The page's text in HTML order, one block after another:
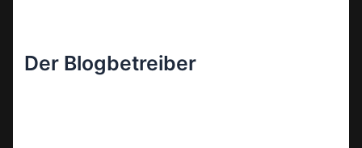
Der Blogbetreiber